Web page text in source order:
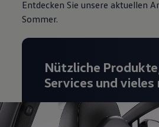
Volkswagen R
Pannen- und Unfallhilfe
Entdecken Sie unsere aktuellen
Sommer.
Nützliche
Services und vieles